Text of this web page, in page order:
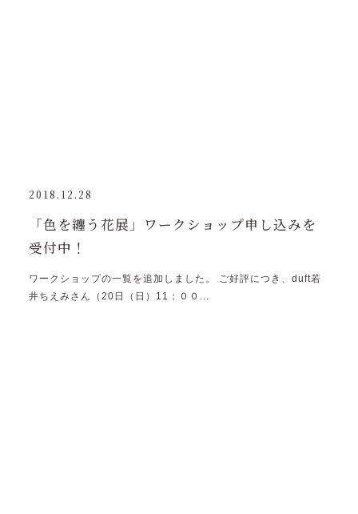
2018.12.28
「色を纏う花展」ワークショップ申し込みを
受付中！
ワークショップの一覧を追加しました。 ご好評につき、duft若
井ちえみさん（20日（日）11：００...